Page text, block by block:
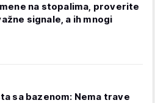
na stopalima, proverite
signale, a ih mnogi
sa bazenom: Nema trave